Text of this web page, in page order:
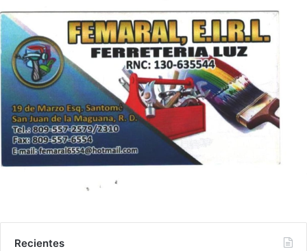
Recientes